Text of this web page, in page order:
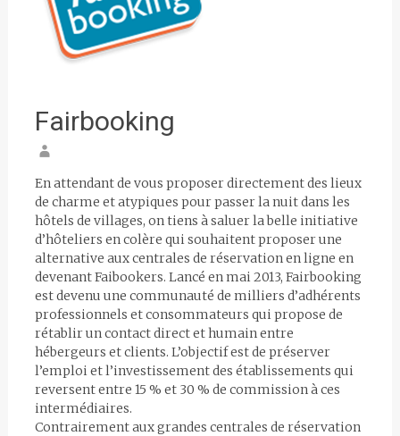
Fairbooking
En attendant de vous proposer directement des lieux
de charme et atypiques pour passer la nuit dans les
hôtels de villages, on tiens à saluer la belle initiative
d’hôteliers en colère qui souhaitent proposer une
alternative aux centrales de réservation en ligne en
devenant Faibookers. Lancé en mai 2013, Fairbooking
est devenu une communauté de milliers d’adhérents
professionnels et consommateurs qui propose de
rétablir un contact direct et humain entre
hébergeurs et clients. L’objectif est de préserver
l’emploi et l’investissement des établissements qui
reversent entre 15 % et 30 % de commission à ces
intermédiaires.
Contrairement aux grandes centrales de réservation